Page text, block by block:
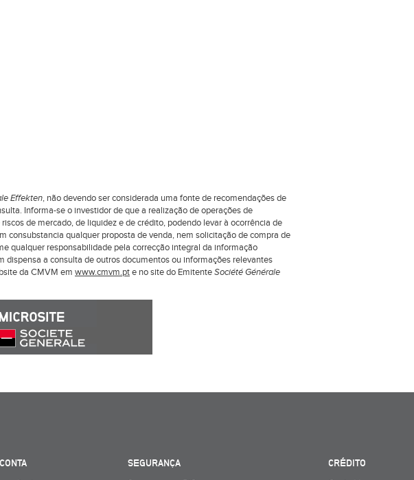
Effekten, não devendo ser considerada uma fonte de recomendações de
Informa-se o investidor de que a realização de operações de
de mercado, de liquidez e de crédito, podendo levar à ocorrência de
consubstancia qualquer proposta de venda, nem solicitação de compra de
qualquer responsabilidade pela correcção integral da informação
dispensa a consulta de outros documentos ou informações relevantes
da CMVM em www.cmvm.pte no site do EmitenteSociété Générale
SEGURANÇA
CRÉDITO